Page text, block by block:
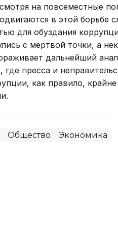
на повсеместные
в этой борьбе
для обуздания
с мёртвой точки, а
дальнейший
где пресса и
как правило,
Общество Экономика